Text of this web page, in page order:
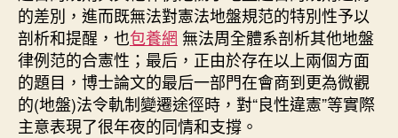
的差別，進而既無法對憲法地盤規范的特別性予以
剖析和提醒，也包養網 無法周全體系剖析其他地盤
律例范的合憲性；最后，正由於存在以上兩個方面
的題目，博士論文的最后一部門在會商到更為微觀
的(地盤)法令軌制變遷途徑時，對“良性違憲”等實際
主意表現了很年夜的同情和支撐。